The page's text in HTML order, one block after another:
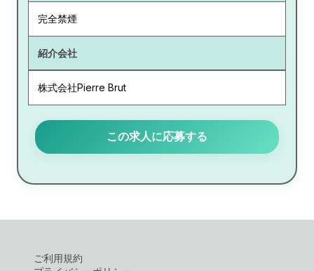
完全禁煙
紹介会社
株式会社Pierre Brut
この求人に応募する
ご利用規約